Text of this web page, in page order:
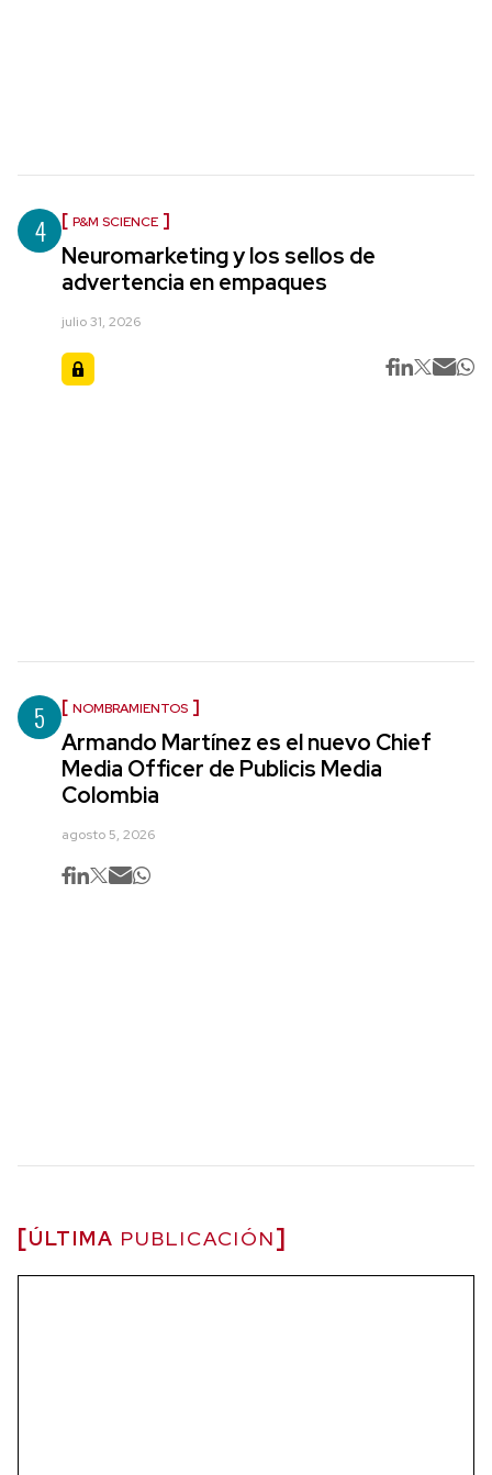
4 P&M SCIENCE
Neuromarketing y los sellos de
advertencia en empaques
julio 31, 2026
5 NOMBRAMIENTOS
Armando Martínez es el nuevo Chief
Media Officer de Publicis Media
Colombia
agosto 5, 2026
ÚLTIMA PUBLICACIÓN